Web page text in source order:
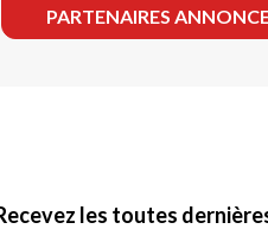
PARTENAIRES
les toutes